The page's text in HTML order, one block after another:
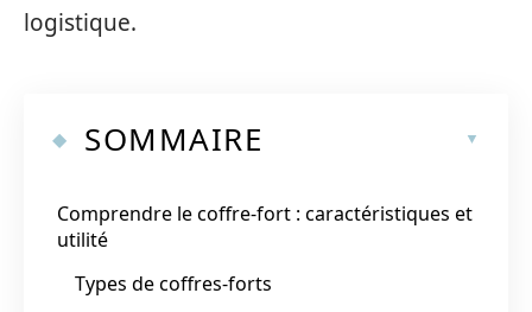
logistique.
SOMMAIRE
Comprendre le coffre-fort : caractéristiques et
utilité
Types de coffres-forts